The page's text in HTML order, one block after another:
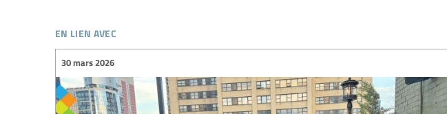
en lien avec
30 mars 2026